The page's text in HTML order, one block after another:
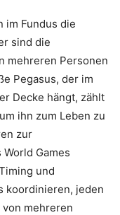
im Fundus die
sind die
mehreren Personen
Pegasus, der im
Decke hängt, zählt
ihn zum Leben zu
zur
Games
und
koordinieren, jeden
mehreren